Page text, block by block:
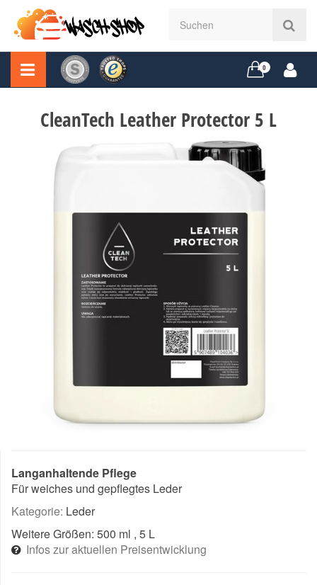
0
CleanTech Leather Protector 5 L
Langanhaltende Pflege
Für weiches und gepflegtes Leder
Kategorie: Leder
Weitere Größen: 500 ml , 5 L
Infos zur aktuellen Preisentwicklung